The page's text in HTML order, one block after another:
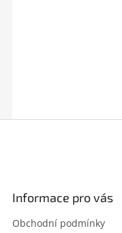
Informace pro vás
Obchodní podmínky